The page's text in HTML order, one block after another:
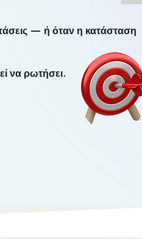
— ή όταν η κατάσταση
να ρωτήσει.